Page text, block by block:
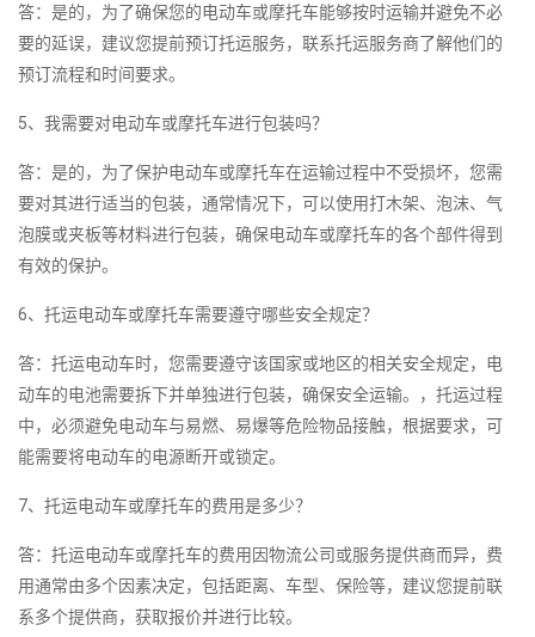
答：是的，为了确保您的电动车或摩托车能够按时运输并避免不必
要的延误，建议您提前预订托运服务，联系托运服务商了解他们的
预订流程和时间要求。
5、我需要对电动车或摩托车进行包装吗？
答：是的，为了保护电动车或摩托车在运输过程中不受损坏，您需
要对其进行适当的包装，通常情况下，可以使用打木架、泡沫、气
泡膜或夹板等材料进行包装，确保电动车或摩托车的各个部件得到
有效的保护。
6、托运电动车或摩托车需要遵守哪些安全规定？
答：托运电动车时，您需要遵守该国家或地区的相关安全规定，电
动车的电池需要拆下并单独进行包装，确保安全运输。，托运过程
中，必须避免电动车与易燃、易爆等危险物品接触，根据要求，可
能需要将电动车的电源断开或锁定。
7、托运电动车或摩托车的费用是多少？
答：托运电动车或摩托车的费用因物流公司或服务提供商而异，费
用通常由多个因素决定，包括距离、车型、保险等，建议您提前联
系多个提供商，获取报价并进行比较。